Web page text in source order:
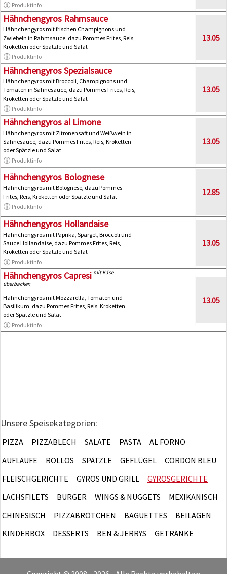
Produktinfo
Hähnchengyros Rahmsauce
Hähnchengyros mit frischen Champignons und
Zwiebeln in Rahmsauce, dazu Pommes Frites, Reis,
Kroketten oder Spätzle und Salat
Produktinfo
13.05
Hähnchengyros Spezialsauce
Hähnchengyros mit Broccoli, Champignons und
Tomaten in Sahnesauce, dazu Pommes Frites, Reis,
Kroketten oder Spätzle und Salat
Produktinfo
13.05
Hähnchengyros al Limone
Hähnchengyros mit Zitronensaft und Weißwein in
Sahnesauce, dazu Pommes Frites, Reis, Kroketten
oder Spätzle und Salat
Produktinfo
13.05
Hähnchengyros Bolognese
Hähnchengyros mit Bolognese, dazu Pommes
Frites, Reis, Kroketten oder Spätzle und Salat
Produktinfo
12.85
Hähnchengyros Hollandaise
Hähnchengyros mit Paprika, Spargel, Broccoli und
Sauce Hollandaise, dazu Pommes Frites, Reis,
Kroketten oder Spätzle und Salat
Produktinfo
13.05
Hähnchengyros Capresi mit Käse
überbacken
Hähnchengyros mit Mozzarella, Tomaten und
Basilikum, dazu Pommes Frites, Reis, Kroketten
oder Spätzle und Salat
Produktinfo
13.05
Unsere Speisekategorien:
PIZZA PIZZABLECH SALATE PASTA
AL FORNO
AUFLÄUFE
ROLLOS SPÄTZLE GEFLÜGEL
CORDON BLEU
FLEISCHGERICHTE
GYROS UND GRILL
GYROSGERICHTE
LACHSFILETS
BURGER WINGS & NUGGETS
MEXIKANISCH
CHINESISCH
PIZZABRÖTCHEN BAGUETTES
BEILAGEN
KINDERBOX
DESSERTS BEN & JERRYS GETRÄNKE